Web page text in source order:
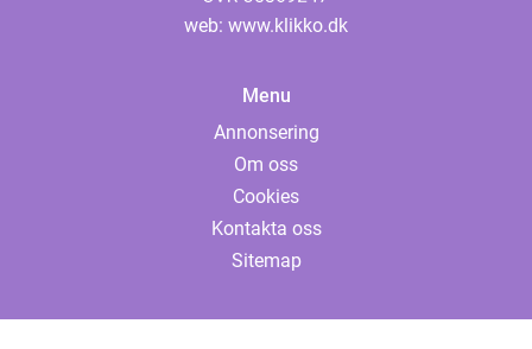
web: www.klikko.dk
Menu
Annonsering
Om oss
Cookies
Kontakta oss
Sitemap